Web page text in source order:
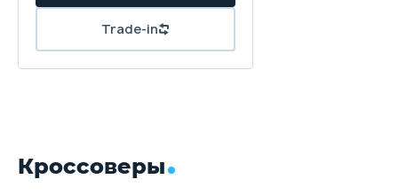
Trade-in
Кроссоверы